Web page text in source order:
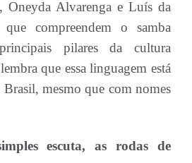
Oneyda Alvarenga e Luís da
que compreendem o samba
pilares da cultura
que essa linguagem está
mesmo que com nomes
escuta, as rodas de